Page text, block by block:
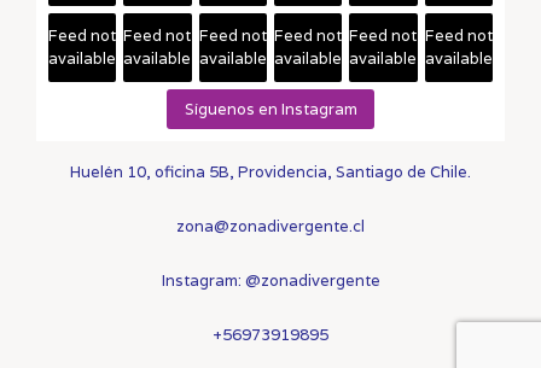
Feed not
available
Feed not
available
Feed not
available
Feed not
available
Feed not
available
Feed not
available
Síguenos en Instagram
Huelén 10, oficina 5B, Providencia, Santiago de Chile.
zona@zonadivergente.cl
Instagram: @zonadivergente
+56973919895